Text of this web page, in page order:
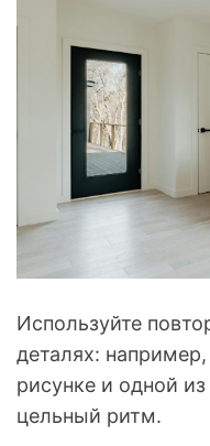
Используйте
деталях:
рисунке и одной
цельный ритм.